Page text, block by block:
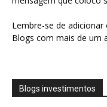
Lembre-se de
Blogs com mais de um
Blogs investimentos